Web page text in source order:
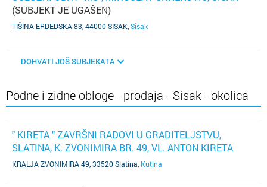
(SUBJEKT JE UGAŠEN)
TIŠINA ERDEDSKA 83, 44000 SISAK Sisak
DOHVATI JOŠ SUBJEKATA
Podne i zidne obloge - prodaja - Sisak - okolica
" KIRETA " ZAVRŠNI RADOVI U GRADITELJSTVU,
SLATINA, K. ZVONIMIRA BR. 49, VL. ANTON KIRETA
KRALJA ZVONIMIRA 49, 33520 Slatina Kutina